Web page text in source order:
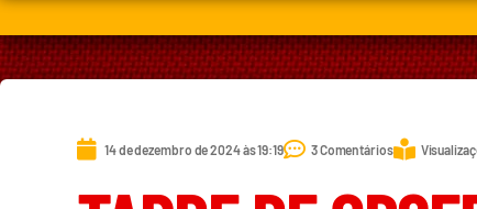
14 de dezembro de 2024 às 19:19 3 Comentários